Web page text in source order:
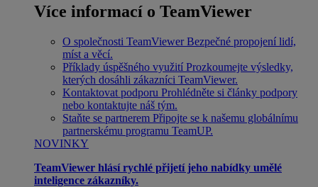
Více informací o TeamViewer
O společnosti TeamViewer Bezpečné propojení lidí,
míst a věcí.
Příklady úspěšného využití Prozkoumejte výsledky,
kterých dosáhli zákazníci TeamViewer.
Kontaktovat podporu Prohlédněte si články podpory
nebo kontaktujte náš tým.
Staňte se partnerem Připojte se k našemu globálnímu
partnerskému programu TeamUP.
NOVINKY
TeamViewer hlásí rychlé přijetí jeho nabídky umělé
inteligence zákazníky.